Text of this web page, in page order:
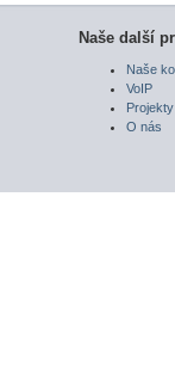
Naše další
Naše
VoIP
Projekty
O nás